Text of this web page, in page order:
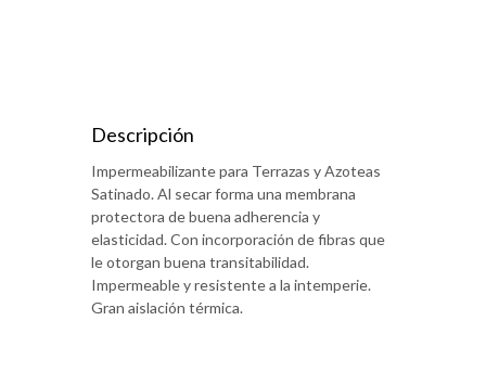
Descripción
Impermeabilizante para Terrazas y Azoteas
Satinado. Al secar forma una membrana
protectora de buena adherencia y
elasticidad. Con incorporación de fibras que
le otorgan buena transitabilidad.
Impermeable y resistente a la intemperie.
Gran aislación térmica.